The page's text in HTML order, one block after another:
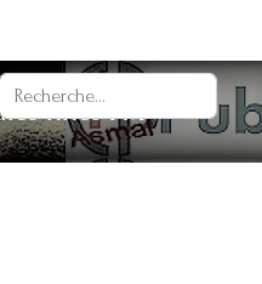
fines PM